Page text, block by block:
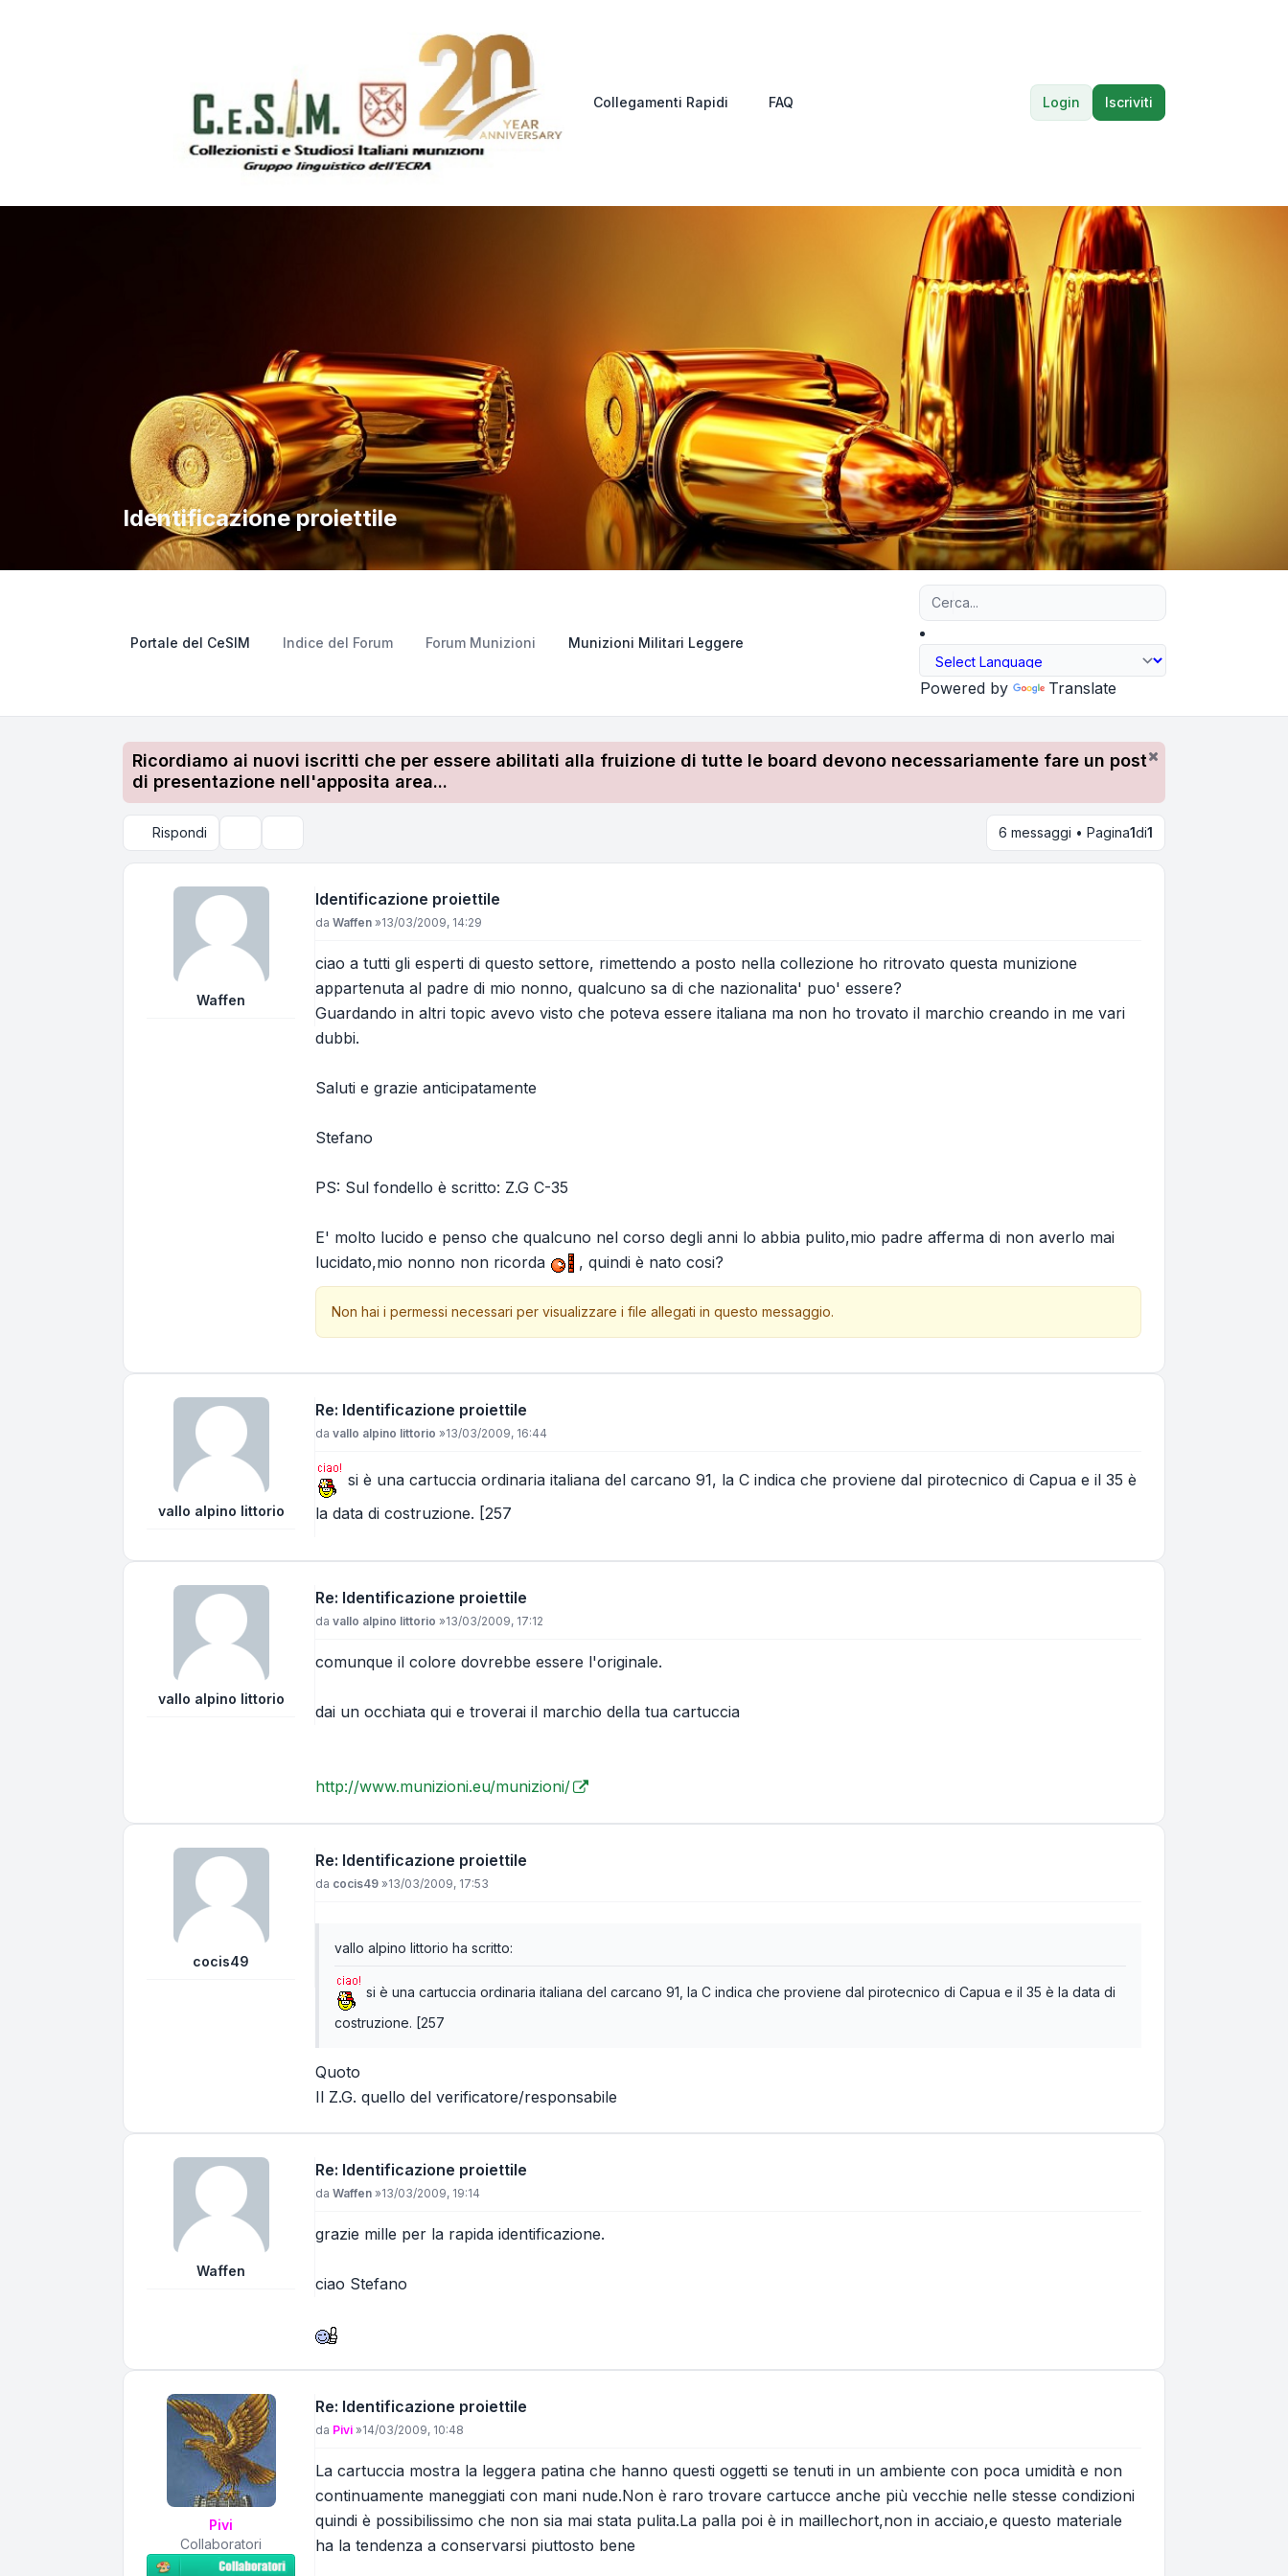
Collegamenti Rapidi FAQ Login Iscriviti
Identificazione proiettile
Portale del CeSIM Indice del Forum Forum Munizioni Munizioni Militari Leggere
Powered by Translate
Ricordiamo ai nuovi iscritti che per essere abilitati alla fruizione di tutte le board devono necessariamente fare un post
di presentazione nell'apposita area...
Rispondi 6 messaggi • Pagina1di1
Waffen
Identificazione proiettile
Messaggio
da Waffen »13/03/2009, 14:29
ciao a tutti gli esperti di questo settore, rimettendo a posto nella collezione ho ritrovato questa munizione
appartenuta al padre di mio nonno, qualcuno sa di che nazionalita' puo' essere?
Guardando in altri topic avevo visto che poteva essere italiana ma non ho trovato il marchio creando in me vari
dubbi.
Saluti e grazie anticipatamente
Stefano
PS: Sul fondello è scritto: Z.G C-35
E' molto lucido e penso che qualcuno nel corso degli anni lo abbia pulito,mio padre afferma di non averlo mai
lucidato,mio nonno non ricorda
, quindi è nato cosi?
Non hai i permessi necessari per visualizzare i file allegati in questo messaggio.
vallo alpino littorio
Re: Identificazione proiettile
Messaggio
da vallo alpino littorio »13/03/2009, 16:44
si è una cartuccia ordinaria italiana del carcano 91, la C indica che proviene dal pirotecnico di Capua e il 35 è
la data di costruzione. [257
vallo alpino littorio
Re: Identificazione proiettile
Messaggio
da vallo alpino littorio »13/03/2009, 17:12
comunque il colore dovrebbe essere l'originale.
dai un occhiata qui e troverai il marchio della tua cartuccia
http://www.munizioni.eu/munizioni/
cocis49
Re: Identificazione proiettile
Messaggio
da cocis49 »13/03/2009, 17:53
vallo alpino littorio ha scritto:
si è una cartuccia ordinaria italiana del carcano 91, la C indica che proviene dal pirotecnico di Capua e il 35 è la data di
costruzione. [257
Quoto
Il Z.G. quello del verificatore/responsabile
Waffen
Re: Identificazione proiettile
Messaggio
da Waffen »13/03/2009, 19:14
grazie mille per la rapida identificazione.
ciao Stefano
Pivi
Collaboratori
Re: Identificazione proiettile
Messaggio
da Pivi »14/03/2009, 10:48
La cartuccia mostra la leggera patina che hanno questi oggetti se tenuti in un ambiente con poca umidità e non
continuamente maneggiati con mani nude.Non è raro trovare cartucce anche più vecchie nelle stesse condizioni
quindi è possibilissimo che non sia mai stata pulita.La palla poi è in maillechort,non in acciaio,e questo materiale
ha la tendenza a conservarsi piuttosto bene